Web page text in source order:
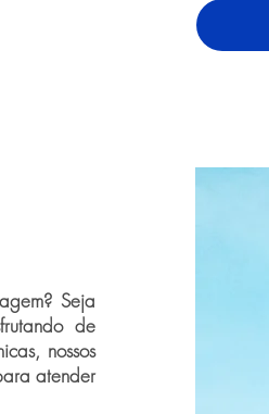
Seja
de
nossos
atender